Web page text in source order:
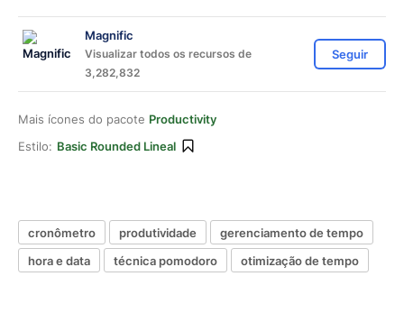
Magnific
Visualizar todos os recursos de
3,282,832
Seguir
Mais ícones do pacote Productivity
Estilo: Basic Rounded Lineal
cronômetro produtividade
gerenciamento de tempo
hora e data
técnica pomodoro otimização de tempo